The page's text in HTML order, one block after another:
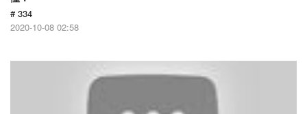
# 334
2020-10-08 02:58